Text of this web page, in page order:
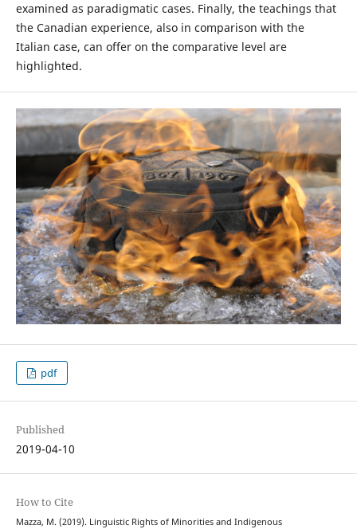
examined as paradigmatic cases. Finally, the teachings that
the Canadian experience, also in comparison with the
Italian case, can offer on the comparative level are
highlighted.
pdf
Published
2019-04-10
How to Cite
Mazza, M. (2019). Linguistic Rights of Minorities and Indigenous